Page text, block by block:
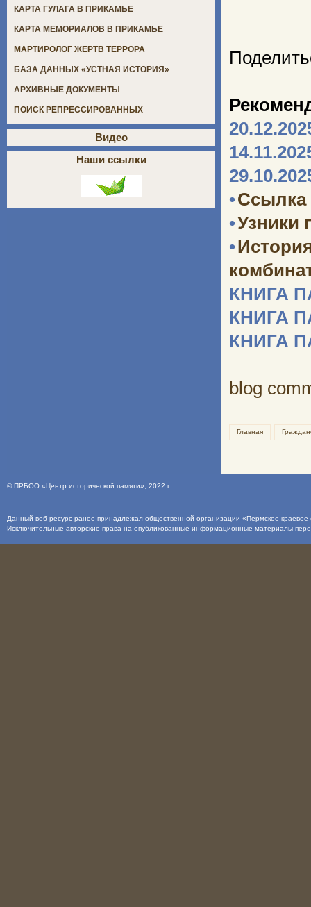
•Ссылка
•Узники
•
КНИГА
КНИГА
КНИГА
blog
Главная
КАРТА ГУЛАГА В ПРИКАМЬЕ
КАРТА МЕМОРИАЛОВ В ПРИКАМЬЕ
МАРТИРОЛОГ ЖЕРТВ ТЕРРОРА
БАЗА ДАННЫХ «УСТНАЯ ИСТОРИЯ»
АРХИВНЫЕ ДОКУМЕНТЫ
ПОИСК РЕПРЕССИРОВАННЫХ
Видео
Наши ссылки
©ПРБОО «Центр исторической памяти» , 2022 г.
Данный веб-ресурс ранее принадлежал общественной организации «Пермское
Исключительные авторские права на опубликованные информационные материалы